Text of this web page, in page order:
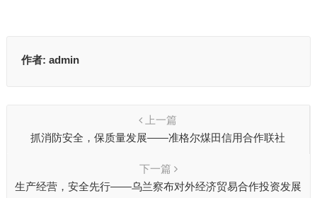
作者: admin
上一篇
抓消防安全，保质量发展——准格尔煤田信用合作联社
下一篇
生产经营，安全先行——乌兰察布对外经济贸易合作投资发展